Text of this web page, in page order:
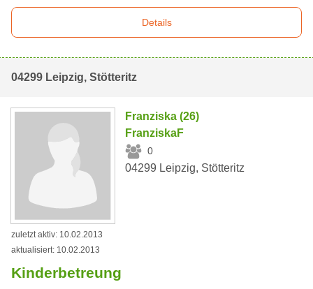
Details
04299 Leipzig, Stötteritz
Franziska (26)
FranziskaF
0
04299 Leipzig, Stötteritz
zuletzt aktiv: 10.02.2013
aktualisiert: 10.02.2013
Kinderbetreung